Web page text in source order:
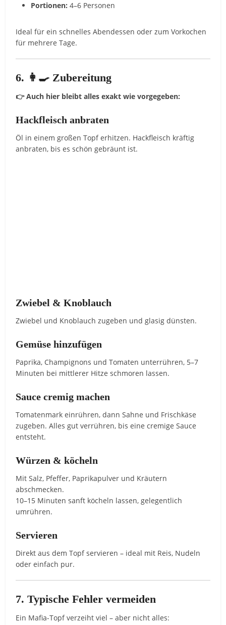
Portionen: 4–6 Personen
Ideal für ein schnelles Abendessen oder zum Vorkochen
für mehrere Tage.
6. 👩‍🍳 Zubereitung
👉 Auch hier bleibt alles exakt wie vorgegeben:
Hackfleisch anbraten
Öl in einem großen Topf erhitzen. Hackfleisch kräftig
anbraten, bis es schön gebräunt ist.
Zwiebel & Knoblauch
Zwiebel und Knoblauch zugeben und glasig dünsten.
Gemüse hinzufügen
Paprika, Champignons und Tomaten unterrühren, 5–7
Minuten bei mittlerer Hitze schmoren lassen.
Sauce cremig machen
Tomatenmark einrühren, dann Sahne und Frischkäse
zugeben. Alles gut verrühren, bis eine cremige Sauce
entsteht.
Würzen & köcheln
Mit Salz, Pfeffer, Paprikapulver und Kräutern
abschmecken.
10–15 Minuten sanft köcheln lassen, gelegentlich
umrühren.
Servieren
Direkt aus dem Topf servieren – ideal mit Reis, Nudeln
oder einfach pur.
7. Typische Fehler vermeiden
Ein Mafia-Topf verzeiht viel – aber nicht alles: